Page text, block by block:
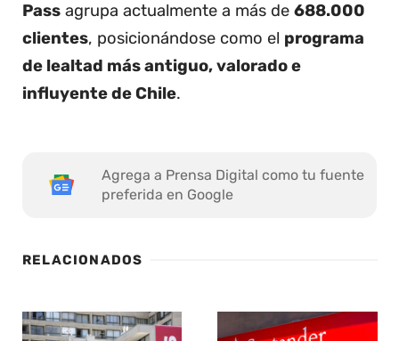
Pass agrupa actualmente a más de 688.000
clientes, posicionándose como el programa
de lealtad más antiguo, valorado e
influyente de Chile.
Agrega a Prensa Digital como tu fuente
preferida en Google
RELACIONADOS